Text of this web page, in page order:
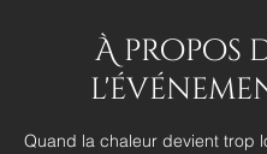
À propos
Quand la chaleur devient trop